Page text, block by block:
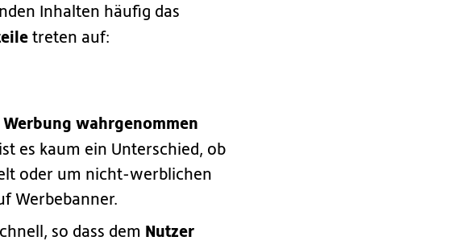
Inhalten häufig das
treten auf:
Werbung wahrgenommen
es kaum ein Unterschied, ob
oder um nicht-werblichen
Werbebanner.
so dass dem Nutzer